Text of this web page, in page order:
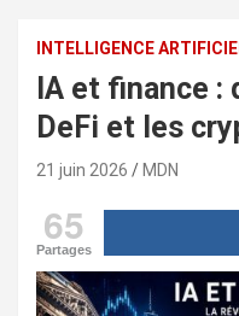
INTELLIGENCE
IA et finance
DeFi et les
21 juin 2026 MDN
65
Partages